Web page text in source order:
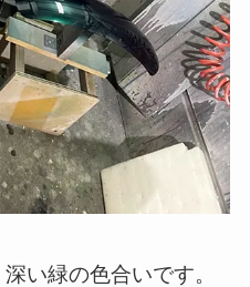
い緑の色合いです。